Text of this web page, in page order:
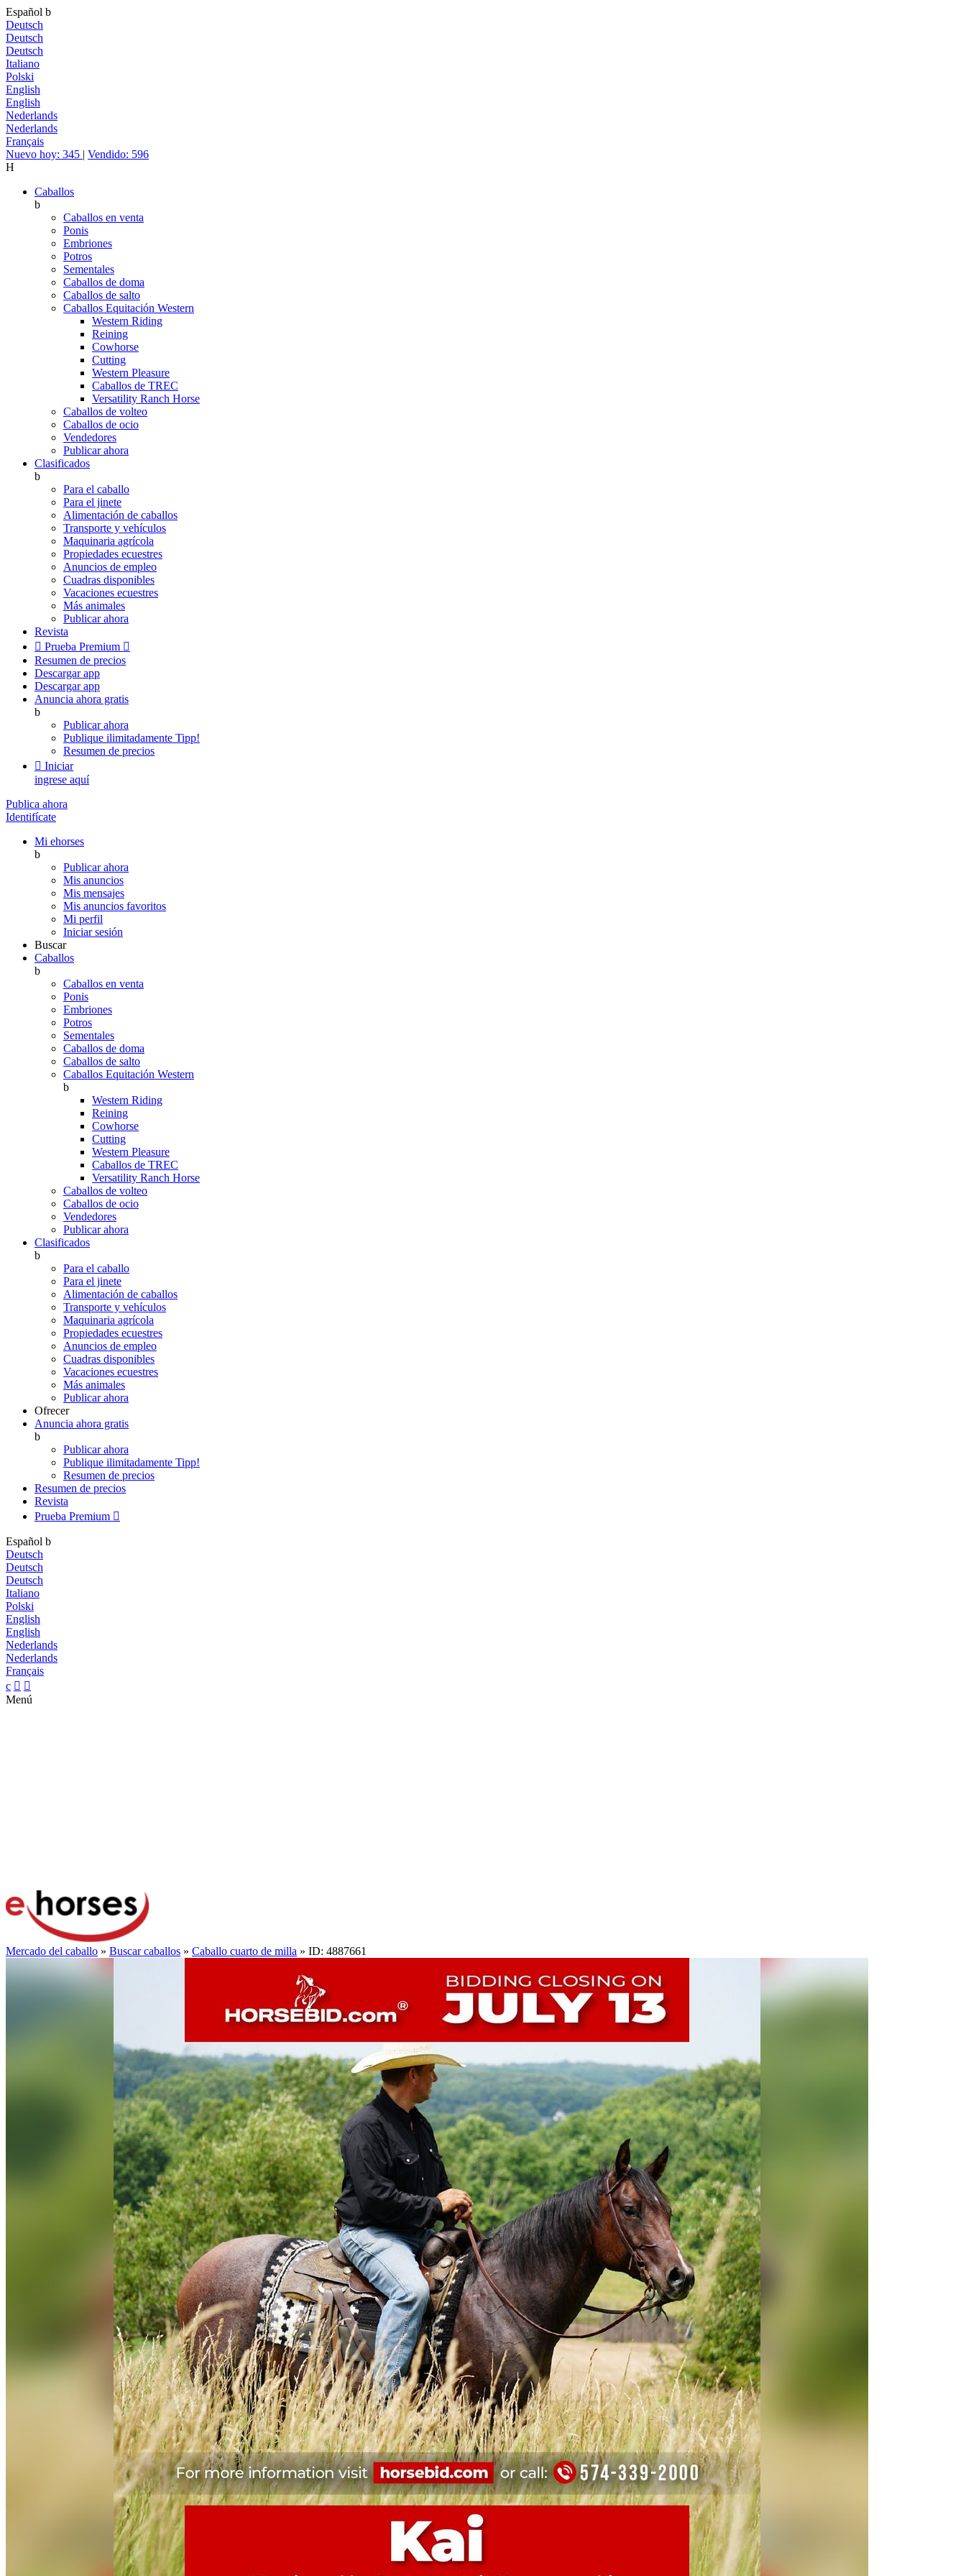
Español b
Deutsch
Deutsch
Deutsch
Italiano
Polski
English
English
Nederlands
Nederlands
Français
Nuevo hoy: 345 | Vendido: 596
H
Caballos
b
Caballos en venta
Ponis
Embriones
Potros
Sementales
Caballos de doma
Caballos de salto
Caballos Equitación Western
Western Riding
Reining
Cowhorse
Cutting
Western Pleasure
Caballos de TREC
Versatility Ranch Horse
Caballos de volteo
Caballos de ocio
Vendedores
Publicar ahora
Clasificados
b
Para el caballo
Para el jinete
Alimentación de caballos
Transporte y vehículos
Maquinaria agrícola
Propiedades ecuestres
Anuncios de empleo
Cuadras disponibles
Vacaciones ecuestres
Más animales
Publicar ahora
Revista
 Prueba Premium 
Resumen de precios
Descargar app
Descargar app
Anuncia ahora gratis
b
Publicar ahora
Publique ilimitadamente Tipp!
Resumen de precios
 Iniciar
ingrese aquí
Publica ahora
Identifícate
Mi ehorses
b
Publicar ahora
Mis anuncios
Mis mensajes
Mis anuncios favoritos
Mi perfil
Iniciar sesión
Buscar
Caballos
b
Caballos en venta
Ponis
Embriones
Potros
Sementales
Caballos de doma
Caballos de salto
Caballos Equitación Western
b
Western Riding
Reining
Cowhorse
Cutting
Western Pleasure
Caballos de TREC
Versatility Ranch Horse
Caballos de volteo
Caballos de ocio
Vendedores
Publicar ahora
Clasificados
b
Para el caballo
Para el jinete
Alimentación de caballos
Transporte y vehículos
Maquinaria agrícola
Propiedades ecuestres
Anuncios de empleo
Cuadras disponibles
Vacaciones ecuestres
Más animales
Publicar ahora
Ofrecer
Anuncia ahora gratis
b
Publicar ahora
Publique ilimitadamente Tipp!
Resumen de precios
Resumen de precios
Revista
Prueba Premium 
Español b
Deutsch
Deutsch
Deutsch
Italiano
Polski
English
English
Nederlands
Nederlands
Français
c  
Menú
Mercado del caballo » Buscar caballos » Caballo cuarto de milla » ID: 4887661